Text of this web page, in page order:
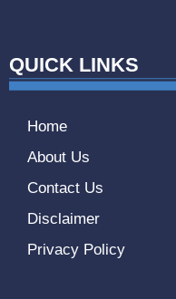
QUICK LINKS
Home
About Us
Contact Us
Disclaimer
Privacy Policy